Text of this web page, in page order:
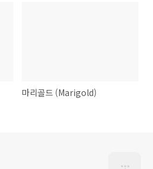
마리골드 (Marigold)